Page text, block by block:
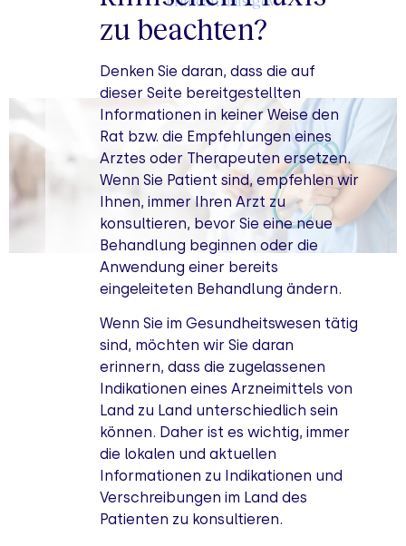
zu beachten?
Denken Sie daran, dass die auf
dieser Seite bereitgestellten
Informationen in keiner Weise den
Rat bzw. die Empfehlungen eines
Arztes oder Therapeuten ersetzen.
Wenn Sie Patient sind, empfehlen wir
Ihnen, immer Ihren Arzt zu
konsultieren, bevor Sie eine neue
Behandlung beginnen oder die
Anwendung einer bereits
eingeleiteten Behandlung ändern.
Wenn Sie im Gesundheitswesen tätig
sind, möchten wir Sie daran
erinnern, dass die zugelassenen
Indikationen eines Arzneimittels von
Land zu Land unterschiedlich sein
können. Daher ist es wichtig, immer
die lokalen und aktuellen
Informationen zu Indikationen und
Verschreibungen im Land des
Patienten zu konsultieren.